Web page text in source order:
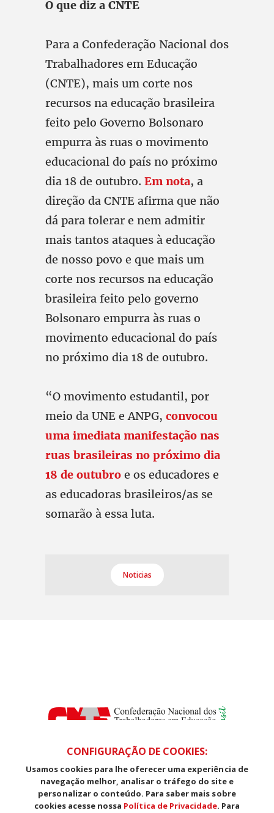
O que diz a CNTE
Para a Confederação Nacional dos
Trabalhadores em Educação
(CNTE), mais um corte nos
recursos na educação brasileira
feito pelo Governo Bolsonaro
empurra às ruas o movimento
educacional do país no próximo
dia 18 de outubro. Em nota, a
direção da CNTE afirma que não
dá para tolerar e nem admitir
mais tantos ataques à educação
de nosso povo e que mais um
corte nos recursos na educação
brasileira feito pelo governo
Bolsonaro empurra às ruas o
movimento educacional do país
no próximo dia 18 de outubro.
“O movimento estudantil, por
meio da UNE e ANPG, convocou
uma imediata manifestação nas
ruas brasileiras no próximo dia
18 de outubro e os educadores e
as educadoras brasileiros/as se
somarão à essa luta.
Noticias
SDS, Edifício Venâncio III, Salas 101/106
CEP: 70393-902 - Brasília - DF
Telefone (61) 3225-1003 - E-mail cnte@cnte.org.br
CONFIGURAÇÃO DE COOKIES:
Usamos cookies para lhe oferecer uma experiência de
navegação melhor, analisar o tráfego do site e
personalizar o conteúdo. Para saber mais sobre
cookies acesse nossa Política de Privacidade. Para